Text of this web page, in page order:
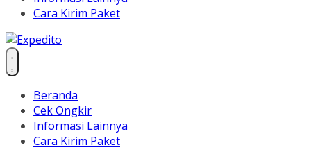
Cara Kirim Paket
Beranda
Cek Ongkir
Informasi Lainnya
Cara Kirim Paket